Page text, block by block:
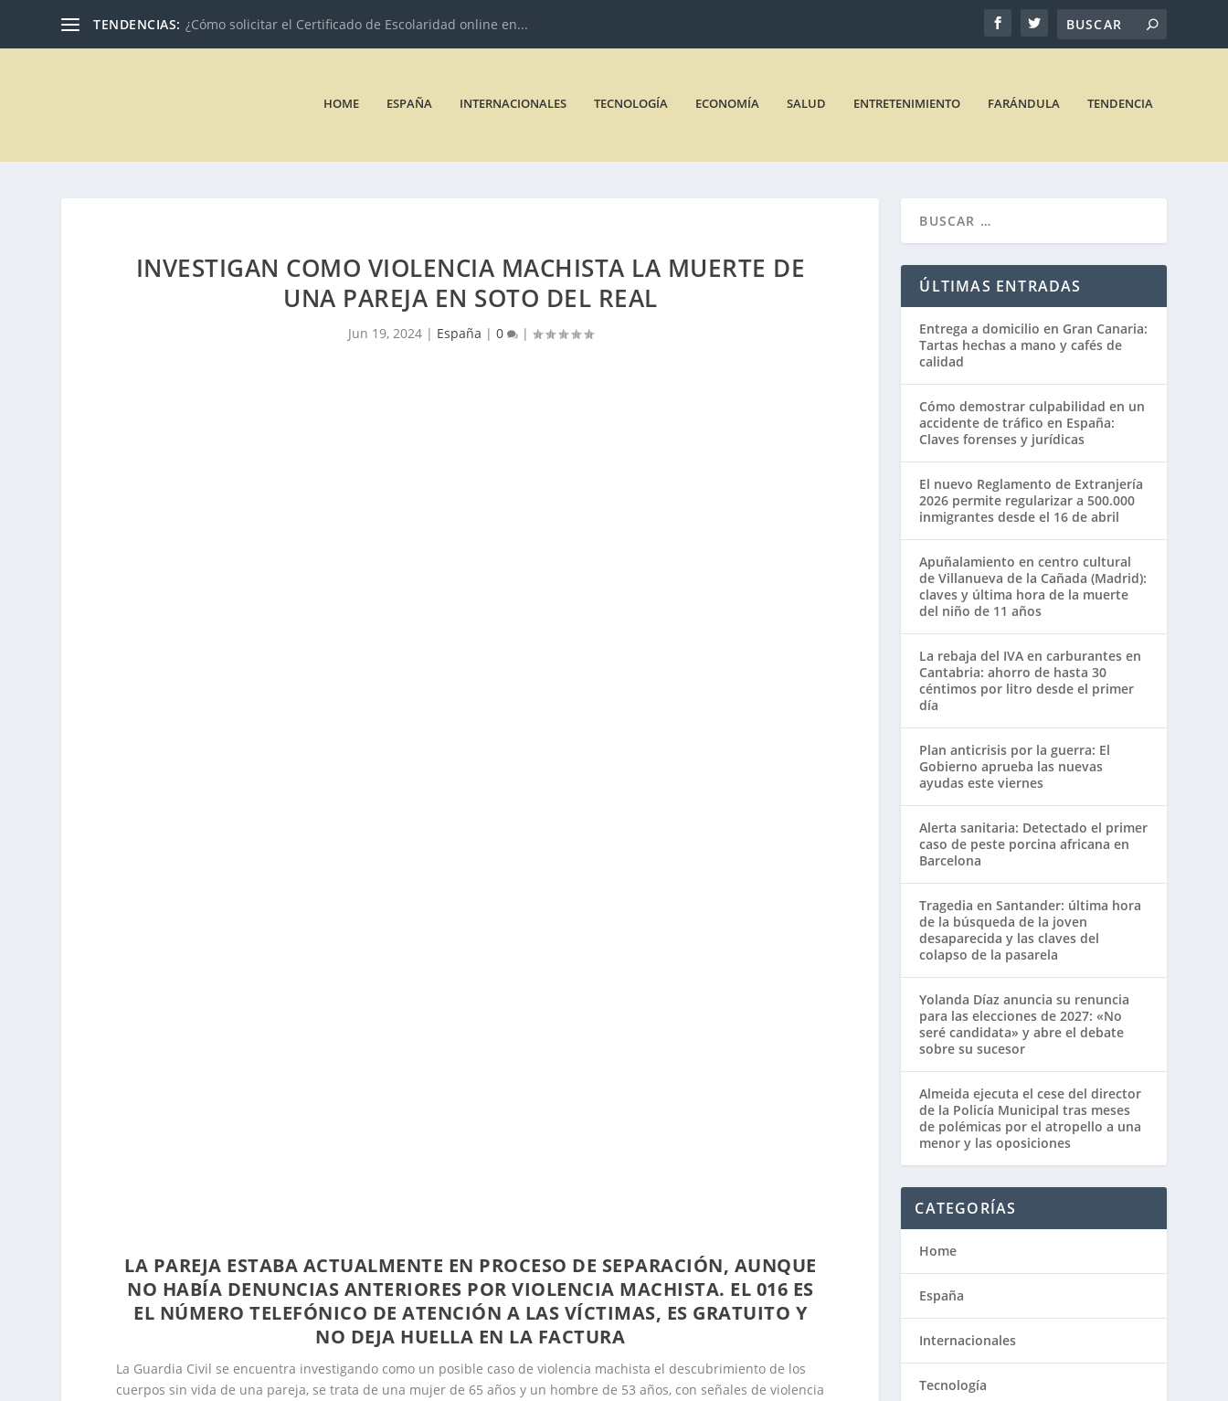
TENDENCIAS: ¿Cómo solicitar el Certificado de Escolaridad online en...
HOME ESPAÑA INTERNACIONALES TECNOLOGÍA ECONOMÍA SALUD ENTRETENIMIENTO FARÁNDULA TENDENCIA
INVESTIGAN COMO VIOLENCIA MACHISTA LA MUERTE DE
UNA PAREJA EN SOTO DEL REAL
Jun 19, 2024| España | 0 |
LA PAREJA ESTABA ACTUALMENTE EN PROCESO DE SEPARACIÓN, AUNQUE
NO HABÍA DENUNCIAS ANTERIORES POR VIOLENCIA MACHISTA. EL 016 ES
EL NÚMERO TELEFÓNICO DE ATENCIÓN A LAS VÍCTIMAS, ES GRATUITO Y
NO DEJA HUELLA EN LA FACTURA
La Guardia Civil se encuentra investigando como un posible caso de violencia machista el descubrimiento de los
cuerpos sin vida de una pareja, se trata de una mujer de 65 años y un hombre de 53 años, con señales de violencia
ÚLTIMAS ENTRADAS
Entrega a domicilio en Gran Canaria:
Tartas hechas a mano y cafés de
calidad
Cómo demostrar culpabilidad en un
accidente de tráfico en España:
Claves forenses y jurídicas
El nuevo Reglamento de Extranjería
2026 permite regularizar a 500.000
inmigrantes desde el 16 de abril
Apuñalamiento en centro cultural
de Villanueva de la Cañada (Madrid):
claves y última hora de la muerte
del niño de 11 años
La rebaja del IVA en carburantes en
Cantabria: ahorro de hasta 30
céntimos por litro desde el primer
día
Plan anticrisis por la guerra: El
Gobierno aprueba las nuevas
ayudas este viernes
Alerta sanitaria: Detectado el primer
caso de peste porcina africana en
Barcelona
Tragedia en Santander: última hora
de la búsqueda de la joven
desaparecida y las claves del
colapso de la pasarela
Yolanda Díaz anuncia su renuncia
para las elecciones de 2027: «No
seré candidata» y abre el debate
sobre su sucesor
Almeida ejecuta el cese del director
de la Policía Municipal tras meses
de polémicas por el atropello a una
menor y las oposiciones
CATEGORÍAS
Home
España
Internacionales
Tecnología